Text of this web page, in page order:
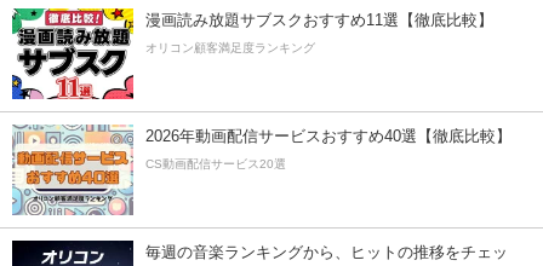
漫画読み放題サブスクおすすめ11選【徹底比較】
オリコン顧客満足度ランキング
2026年動画配信サービスおすすめ40選【徹底比較】
CS動画配信サービス20選
毎週の音楽ランキングから、ヒットの推移をチェッ